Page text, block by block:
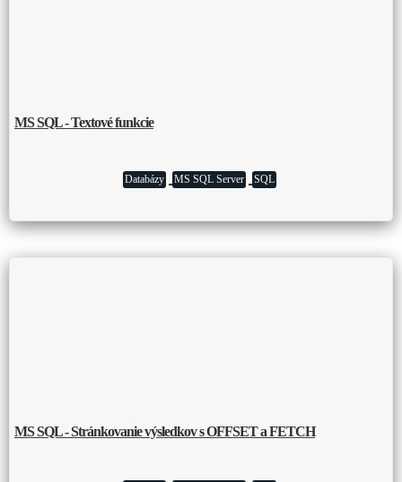
MS SQL - Textové funkcie
Databázy MS SQL Server SQL
MS SQL - Stránkovanie výsledkov s OFFSET a FETCH